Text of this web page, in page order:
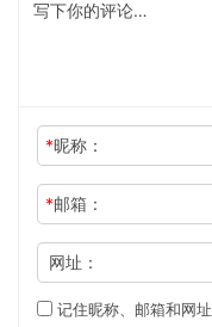
*昵称：
*邮箱：
网址：
记住昵称、邮箱和网